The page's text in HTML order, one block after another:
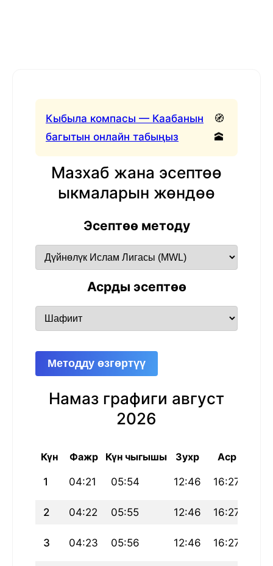
Кыбыла компасы — Каабанын
багытын онлайн табыңыз
🧭
🕋
Мазхаб жана эсептөө
ыкмаларын жөндөө
Эсептөө методу
Асрды эсептөө
Методду өзгөртүү
Намаз графиги август
2026
Күн Фажр Күн чыгышы Зухр Аср
1 04:21 05:54 12:46 16:27
2 04:22 05:55 12:46 16:27
3 04:23 05:56 12:46 16:27